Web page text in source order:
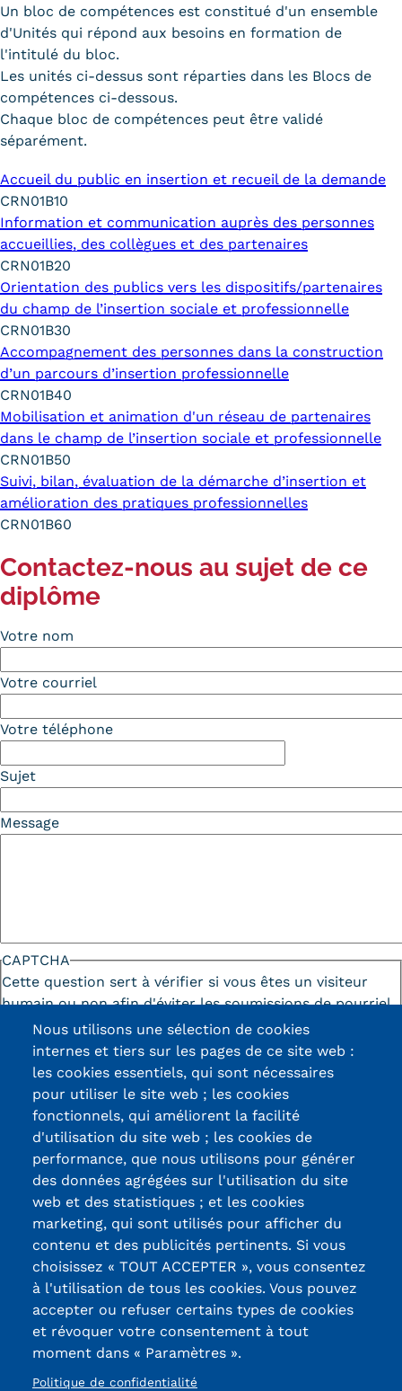
Un bloc de compétences est constitué d'un ensemble
d'Unités qui répond aux besoins en formation de
l'intitulé du bloc.
Les unités ci-dessus sont réparties dans les Blocs de
compétences ci-dessous.
Chaque bloc de compétences peut être validé
séparément.
Accueil du public en insertion et recueil de la demande
CRN01B10
Information et communication auprès des personnes
accueillies, des collègues et des partenaires
CRN01B20
Orientation des publics vers les dispositifs/partenaires
du champ de l’insertion sociale et professionnelle
CRN01B30
Accompagnement des personnes dans la construction
d’un parcours d’insertion professionnelle
CRN01B40
Mobilisation et animation d'un réseau de partenaires
dans le champ de l’insertion sociale et professionnelle
CRN01B50
Suivi, bilan, évaluation de la démarche d’insertion et
amélioration des pratiques professionnelles
CRN01B60
Contactez-nous au sujet de ce
diplôme
Votre nom
Votre courriel
Votre téléphone
Sujet
Message
CAPTCHA
Cette question sert à vérifier si vous êtes un visiteur
humain ou non afin d'éviter les soumissions de pourriel
(spam) automatisées.
13, Rue Ernest
Thierry-Mieg
90010 BELFORT
Cedex
03 84 58 33 10
Certifications /
Labels qualité
Nous utilisons une sélection de cookies
internes et tiers sur les pages de ce site web :
les cookies essentiels, qui sont nécessaires
pour utiliser le site web ; les cookies
fonctionnels, qui améliorent la facilité
d'utilisation du site web ; les cookies de
performance, que nous utilisons pour générer
des données agrégées sur l'utilisation du site
web et des statistiques ; et les cookies
marketing, qui sont utilisés pour afficher du
contenu et des publicités pertinents. Si vous
choisissez « TOUT ACCEPTER », vous consentez
à l'utilisation de tous les cookies. Vous pouvez
accepter ou refuser certains types de cookies
et révoquer votre consentement à tout
moment dans « Paramètres ».
Politique de confidentialité